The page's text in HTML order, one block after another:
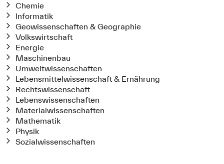
Chemie
Informatik
Geowissenschaften & Geographie
Volkswirtschaft
Energie
Maschinenbau
Umweltwissenschaften
Lebensmittelwissenschaft & Ernährung
Rechtswissenschaft
Lebenswissenschaften
Materialwissenschaften
Mathematik
Physik
Sozialwissenschaften